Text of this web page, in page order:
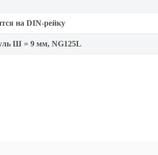
на DIN-рейку
Ш = 9 мм, NG125L